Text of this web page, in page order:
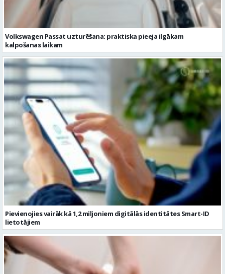
Pievienojies vairāk kā 1,2 miljoniem digitālās identitātes Smart-ID
lietotājiem